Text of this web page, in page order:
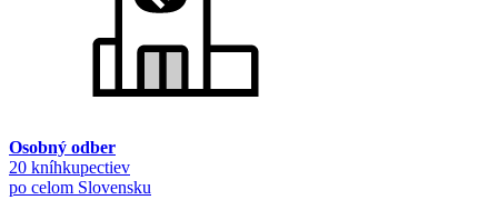
Osobný odber
20 kníhkupectiev
po celom Slovensku